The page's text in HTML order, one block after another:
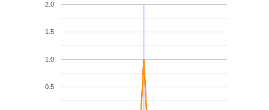
0.5
1.0
1.5
2.0